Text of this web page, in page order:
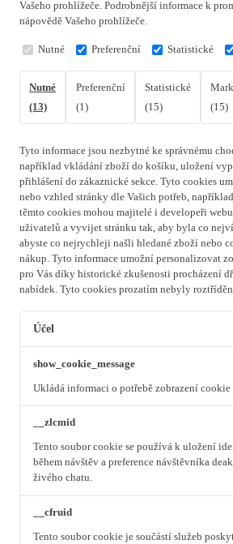
Vašeho prohlížeče. Podrobnější informace k
nápovědě Vašeho prohlížeče.
Nutné Preferenční Statistické
Nutné
(13)
Preferenční
(1)
Statistické
(15)
(15)
Tyto informace jsou nezbytné ke správnému
například vkládání zboží do košíku, uložení
přihlášení do zákaznické sekce. Tyto cookies
nebo vzhled stránky dle Vašich potřeb,
těmto cookies mohou majitelé i developeři
uživatelů a vyvijet stránku tak, aby byla co
abyste co nejrychleji našli hledané zboží nebo
nákup. Tyto informace umožní personalizovat
pro Vás díky historické zkušenosti procházení
nabídek. Tyto cookies prozatím nebyly
Účel
show_cookie_message
Ukládá informaci o potřebě zobrazení
__zlcmid
Tento soubor cookie se používá k uložení
během návštěv a preference návštěvníka
živého chatu.
__cfruid
Tento soubor cookie je součástí služeb